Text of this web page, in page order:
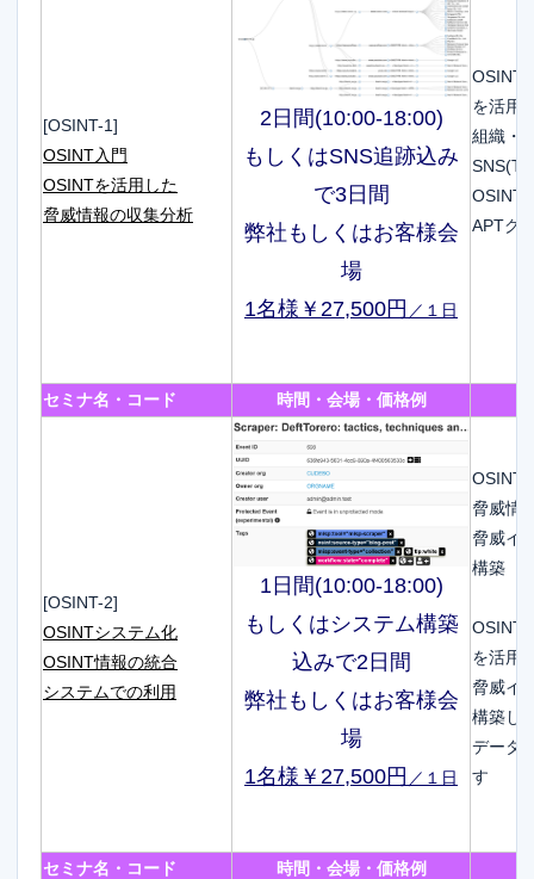
[OSINT-1]
OSINT入門
OSINTを活用した
脅威情報の収集分析
2日間(10:00-18:00)
もしくはSNS追跡込み
で3日間
弊社もしくはお客様会
場
1名様￥27,500円 ／１日
OSINT(
を活用
組織・
OSINT
APTグ
セミナ名・コード 時間・会場・価格例
[OSINT-2]
OSINTシステム化
OSINT情報の統合
システムでの利用
1日間(10:00-18:00)
もしくはシステム構築
込みで2日間
弊社もしくはお客様会
場
1名様￥27,500円 ／１日
OSINT
脅威情
脅威イ
構築
OSINT(
を活用
脅威イ
構築し
データ
す
セミナ名・コード 時間・会場・価格例